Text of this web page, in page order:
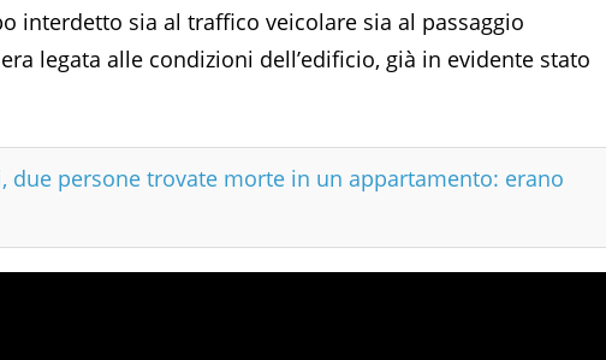
interdetto sia al traffico veicolare sia al passaggio
legata alle condizioni dell’edificio, già in evidente stato
due persone trovate morte in un appartamento: erano